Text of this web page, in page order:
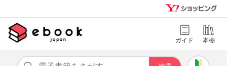
ガイド 本棚